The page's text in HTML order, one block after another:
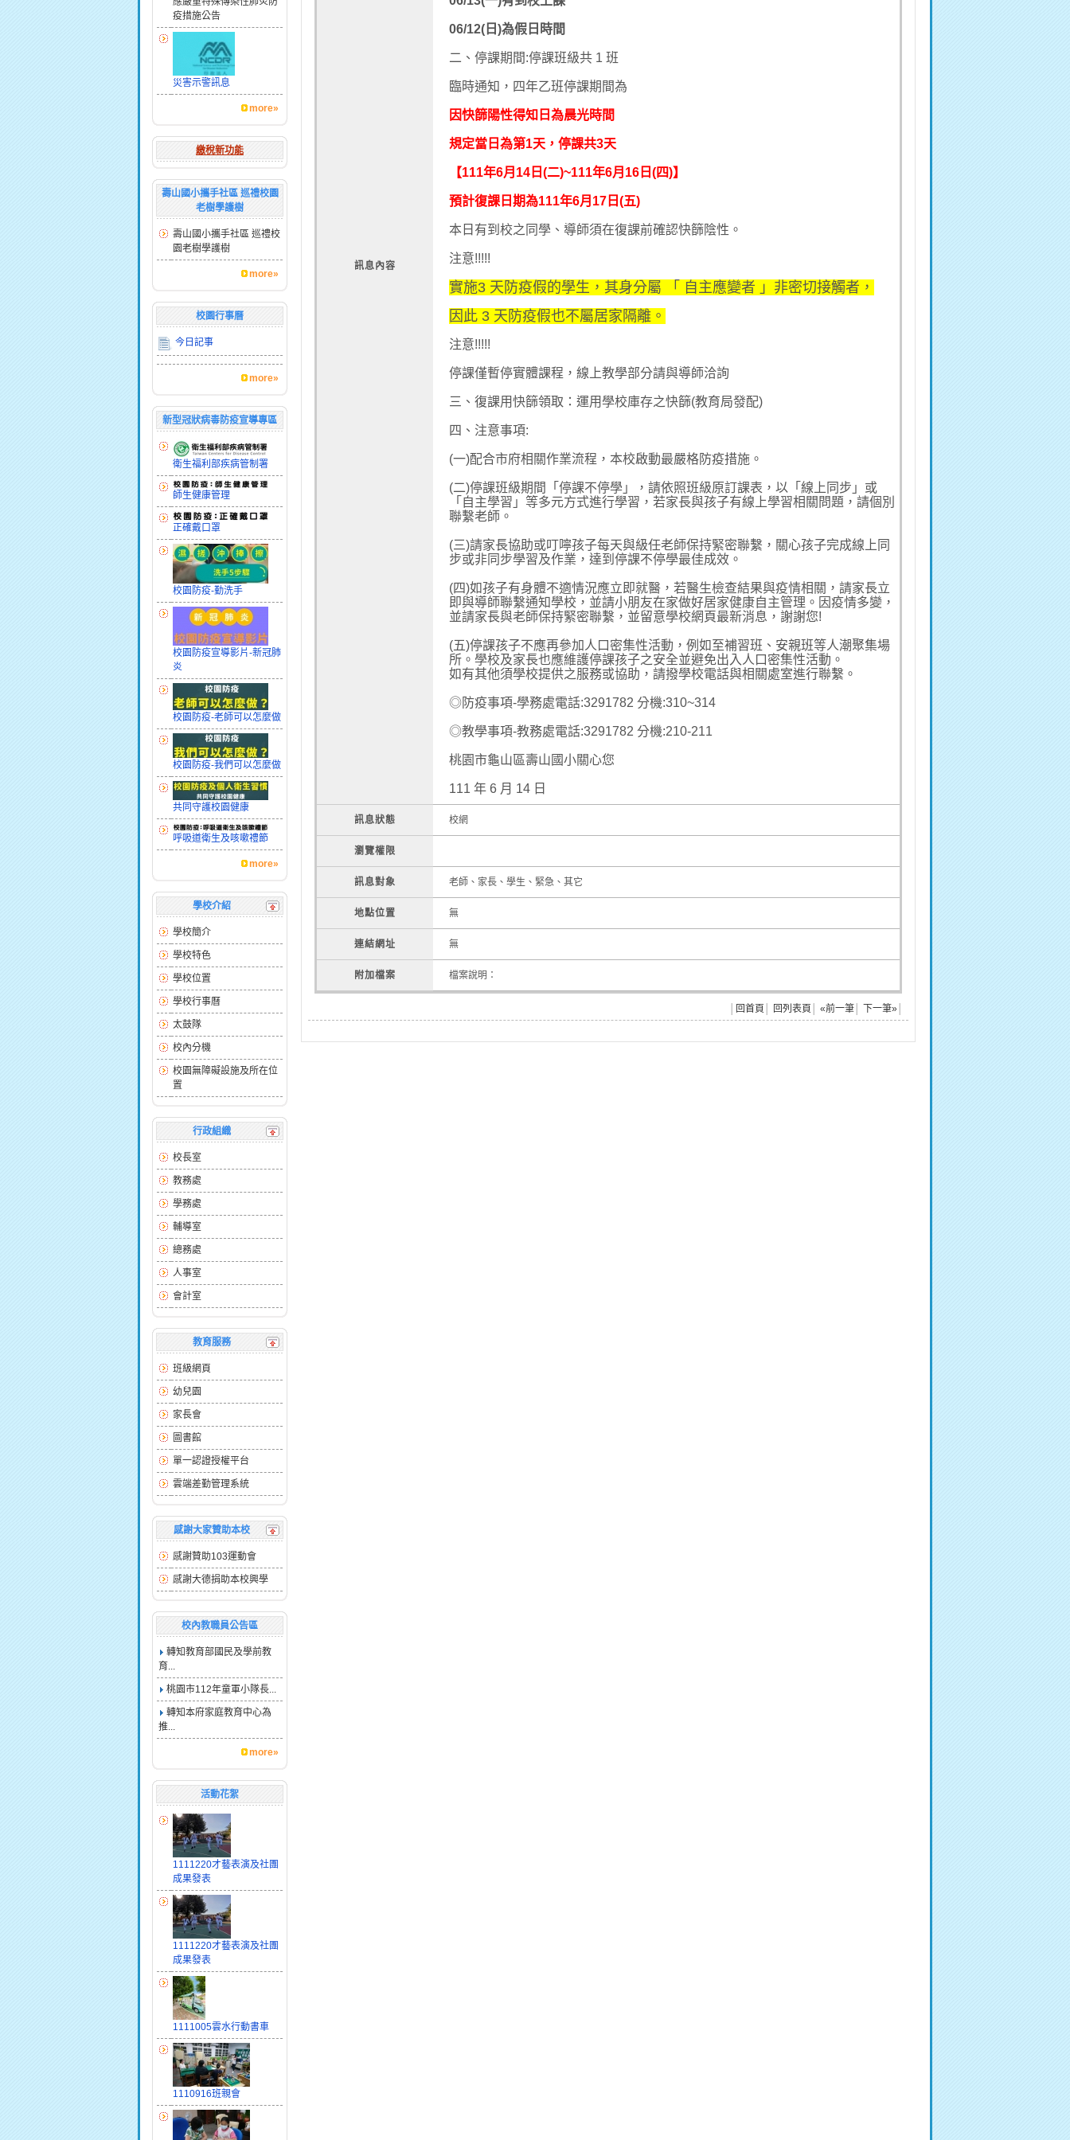
疫措施公告
災害示警訊息
more»
繳稅新功能
壽山國小攜手社區 巡禮校園
老樹學護樹
壽山國小攜手社區 巡禮校
園老樹學護樹
more»
校園行事曆
今日記事
more»
新型冠狀病毒防疫宣導專區
衛生福利部疾病管制署
師生健康管理
正確戴口罩
校園防疫-勤洗手
校園防疫宣導影片-新冠肺
炎
校園防疫-老師可以怎麼做
校園防疫-我們可以怎麼做
共同守護校園健康
呼吸道衛生及咳嗽禮節
more»
學校介紹
學校簡介
學校特色
學校位置
學校行事曆
太鼓隊
校內分機
校園無障礙設施及所在位
置
行政組織
校長室
教務處
學務處
輔導室
總務處
人事室
會計室
教育服務
班級網頁
幼兒園
家長會
圖書館
單一認證授權平台
雲端差勤管理系統
感謝大家贊助本校
感謝贊助103運動會
感謝大德捐助本校興學
校內教職員公告區
轉知教育部國民及學前教
育...
桃園市112年童軍小隊長...
轉知本府家庭教育中心為
推...
more»
活動花絮
1111220才藝表演及社團
成果發表
1111220才藝表演及社團
成果發表
1111005雲水行動書車
1110916班親會
訊息內容
06/12(日)為假日時間
二、停課期間:停課班級共 1 班
臨時通知，四年乙班停課期間為
因快篩陽性得知日為晨光時間
規定當日為第1天，停課共3天
【111年6月14日(二)~111年6月16日(四)】
預計復課日期為111年6月17日(五)
本日有到校之同學、導師須在復課前確認快篩陰性。
注意!!!!!
實施3 天防疫假的學生，其身分屬 「 自主應變者 」非密切接觸者，
因此 3 天防疫假也不屬居家隔離。
注意!!!!!
停課僅暫停實體課程，線上教學部分請與導師洽詢
三、復課用快篩領取：運用學校庫存之快篩(教育局發配)
四、注意事項:
(一)配合市府相關作業流程，本校啟動最嚴格防疫措施。
(二)停課班級期間「停課不停學」，請依照班級原訂課表，以「線上同步」或
「自主學習」等多元方式進行學習，若家長與孩子有線上學習相關問題，請個別
聯繫老師。
(三)請家長協助或叮嚀孩子每天與級任老師保持緊密聯繫，關心孩子完成線上同
步或非同步學習及作業，達到停課不停學最佳成效。
(四)如孩子有身體不適情況應立即就醫，若醫生檢查結果與疫情相關，請家長立
即與導師聯繫通知學校，並請小朋友在家做好居家健康自主管理。因疫情多變，
並請家長與老師保持緊密聯繫，並留意學校網頁最新消息，謝謝您!
(五)停課孩子不應再參加人口密集性活動，例如至補習班、安親班等人潮聚集場
所。學校及家長也應維護停課孩子之安全並避免出入人口密集性活動。
如有其他須學校提供之服務或協助，請撥學校電話與相關處室進行聯繫。
◎防疫事項-學務處電話:3291782 分機:310~314
◎教學事項-教務處電話:3291782 分機:210-211
桃園市龜山區壽山國小關心您
111 年 6 月 14 日
訊息狀態 校網
瀏覽權限
訊息對象 老師、家長、學生、緊急、其它
地點位置 無
連結網址 無
附加檔案 檔案說明：
回首頁 回列表頁 «前一筆 下一筆»